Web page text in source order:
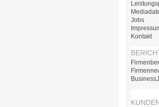
Jobs
Kontakt